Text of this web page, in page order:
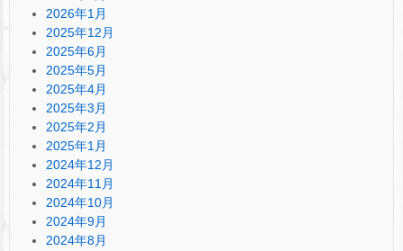
2026年1月
2025年12月
2025年6月
2025年5月
2025年4月
2025年3月
2025年2月
2025年1月
2024年12月
2024年11月
2024年10月
2024年9月
2024年8月